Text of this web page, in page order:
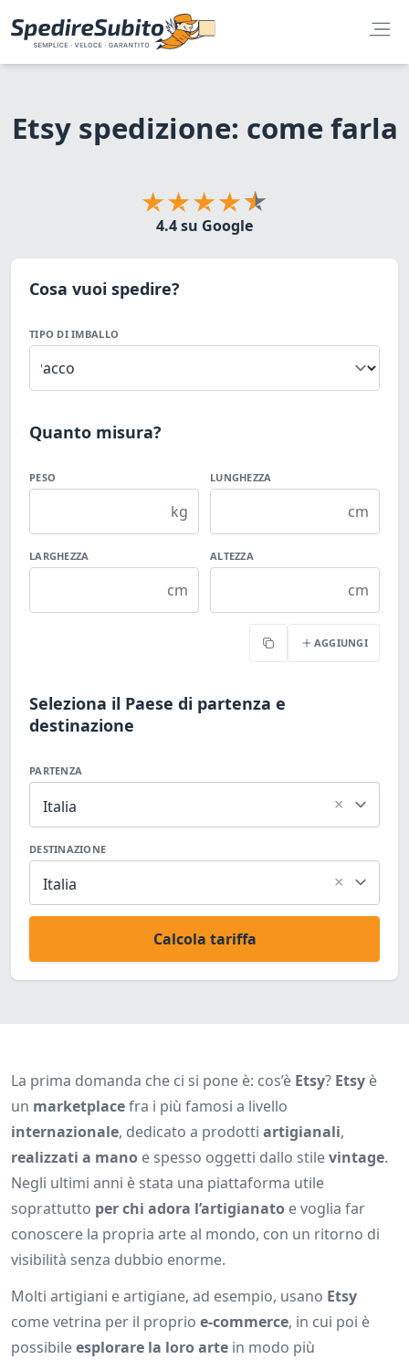
Etsy spedizione: come farla
4.4 su Google
Cosa vuoi spedire?
TIPO DI IMBALLO
Quanto misura?
PESO
kg
LUNGHEZZA
cm
LARGHEZZA
cm
ALTEZZA
cm
Copia AGGIUNGI
Seleziona il Paese di partenza e
destinazione
PARTENZA
Italia ×
DESTINAZIONE
Italia ×
Calcola tariffa
La prima domanda che ci si pone è: cos’è Etsy? Etsy è
un marketplacefra i più famosi a livello
internazionale, dedicato a prodotti artigianali,
realizzati a mano e spesso oggetti dallo stilevintage.
Negli ultimi anni è stata una piattaforma utile
soprattutto per chi adora l’artigianato e voglia far
conoscere la propria arte al mondo, con un ritorno di
visibilità senza dubbio enorme.
Molti artigiani e artigiane, ad esempio, usano Etsy
come vetrina per il proprio e-commerce, in cui poi è
possibileesplorare la loro arte in modo più